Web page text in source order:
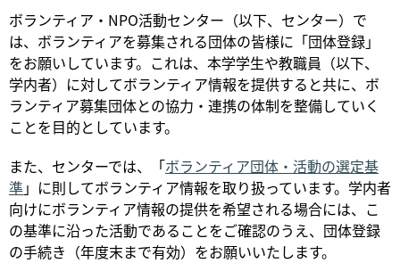
ボランティア・NPO活動センター（以下、センター）で
は、ボランティアを募集される団体の皆様に「団体登録」
をお願いしています。これは、本学学生や教職員（以下、
学内者）に対してボランティア情報を提供すると共に、ボ
ランティア募集団体との協力・連携の体制を整備していく
ことを目的としています。
また、センターでは、「ボランティア団体・活動の選定基
準」に則してボランティア情報を取り扱っています。学内者
向けにボランティア情報の提供を希望される場合には、こ
の基準に沿った活動であることをご確認のうえ、団体登録
の手続き（年度末まで有効）をお願いいたします。